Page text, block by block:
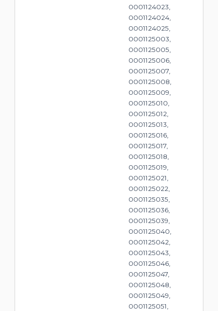
0001124023,
0001124024,
0001124025,
0001125003,
0001125005,
0001125006,
0001125007,
0001125008,
0001125009,
0001125010,
0001125012,
0001125013,
0001125016,
0001125017,
0001125018,
0001125019,
0001125021,
0001125022,
0001125035,
0001125036,
0001125039,
0001125040,
0001125042,
0001125043,
0001125046,
0001125047,
0001125048,
0001125049,
0001125051,